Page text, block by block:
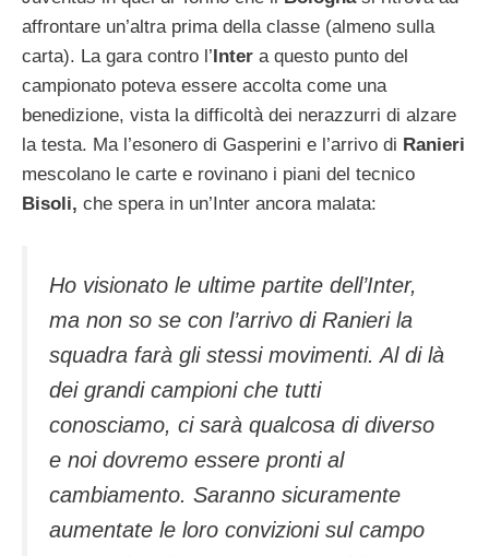
affrontare un’altra prima della classe (almeno sulla
carta). La gara contro l’Inter a questo punto del
campionato poteva essere accolta come una
benedizione, vista la difficoltà dei nerazzurri di alzare
la testa. Ma l’esonero di Gasperini e l’arrivo di Ranieri
mescolano le carte e rovinano i piani del tecnico
Bisoli, che spera in un’Inter ancora malata:
Ho visionato le ultime partite dell’Inter,
ma non so se con l’arrivo di Ranieri la
squadra farà gli stessi movimenti. Al di là
dei grandi campioni che tutti
conosciamo, ci sarà qualcosa di diverso
e noi dovremo essere pronti al
cambiamento. Saranno sicuramente
aumentate le loro convizioni sul campo